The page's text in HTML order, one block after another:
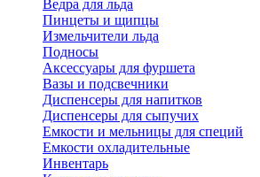
Ведра для льда
Пинцеты и щипцы
Измельчители льда
Подносы
Аксессуары для фуршета
Вазы и подсвечники
Диспенсеры для напитков
Диспенсеры для сыпучих
Емкости и мельницы для специй
Емкости охладительные
Инвентарь